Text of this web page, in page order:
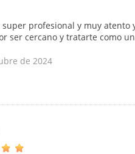
profesional y muy atento
ser cercano y tratarte como
de 2024